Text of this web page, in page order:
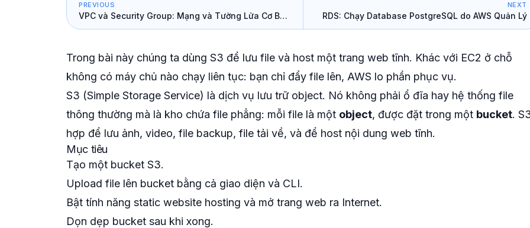
PREVIOUS
VPC và Security Group: Mạng và Tường Lửa Cơ Bản
trên AWS
NEXT
RDS: Chạy Database PostgreSQL do AWS Quản Lý
Trong bài này chúng ta dùng S3 để lưu file và host một trang web tĩnh. Khác với EC2 ở chỗ
không có máy chủ nào chạy liên tục: bạn chỉ đẩy file lên, AWS lo phần phục vụ.
S3 (Simple Storage Service) là dịch vụ lưu trữ object. Nó không phải ổ đĩa hay hệ thống file
thông thường mà là kho chứa file phẳng: mỗi file là một object, được đặt trong một bucket.
hợp để lưu ảnh, video, file backup, file tải về, và để host nội dung web tĩnh.
Mục tiêu
Tạo một bucket S3.
Upload file lên bucket bằng cả giao diện và CLI.
Bật tính năng static website hosting và mở trang web ra Internet.
Dọn dẹp bucket sau khi xong.